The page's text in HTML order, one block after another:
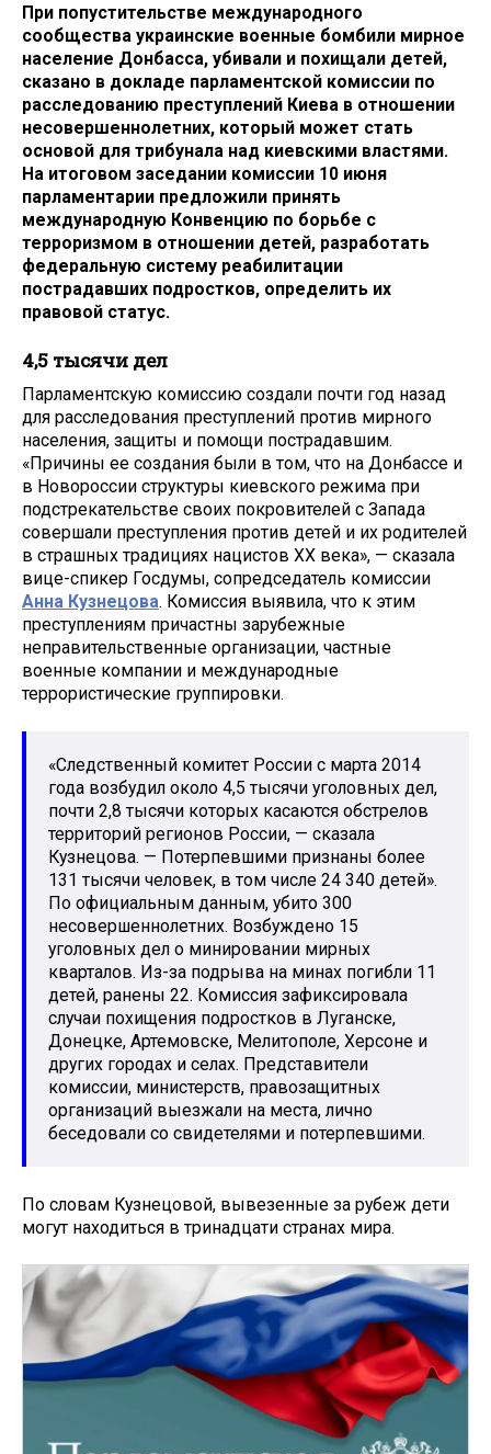
При попустительстве международного
сообщества украинские военные бомбили мирное
население Донбасса, убивали и похищали детей,
сказано в докладе парламентской комиссии по
расследованию преступлений Киева в отношении
несовершеннолетних, который может стать
основой для трибунала над киевскими властями.
На итоговом заседании комиссии 10 июня
парламентарии предложили принять
международную Конвенцию по борьбе с
терроризмом в отношении детей, разработать
федеральную систему реабилитации
пострадавших подростков, определить их
правовой статус.
4,5 тысячи дел
Парламентскую комиссию создали почти год назад
для расследования преступлений против мирного
населения, защиты и помощи пострадавшим.
«Причины ее создания были в том, что на Донбассе и
в Новороссии структуры киевского режима при
подстрекательстве своих покровителей с Запада
совершали преступления против детей и их родителей
в страшных традициях нацистов XX века», — сказала
вице-спикер Госдумы, сопредседатель комиссии
Анна Кузнецова. Комиссия выявила, что к этим
преступлениям причастны зарубежные
неправительственные организации, частные
военные компании и международные
террористические группировки.
«Следственный комитет России с марта 2014
года возбудил около 4,5 тысячи уголовных дел,
почти 2,8 тысячи которых касаются обстрелов
территорий регионов России, — сказала
Кузнецова. — Потерпевшими признаны более
131 тысячи человек, в том числе 24 340 детей».
По официальным данным, убито 300
несовершеннолетних. Возбуждено 15
уголовных дел о минировании мирных
кварталов. Из-за подрыва на минах погибли 11
детей, ранены 22. Комиссия зафиксировала
случаи похищения подростков в Луганске,
Донецке, Артемовске, Мелитополе, Херсоне и
других городах и селах. Представители
комиссии, министерств, правозащитных
организаций выезжали на места, лично
беседовали со свидетелями и потерпевшими.
По словам Кузнецовой, вывезенные за рубеж дети
могут находиться в тринадцати странах мира.